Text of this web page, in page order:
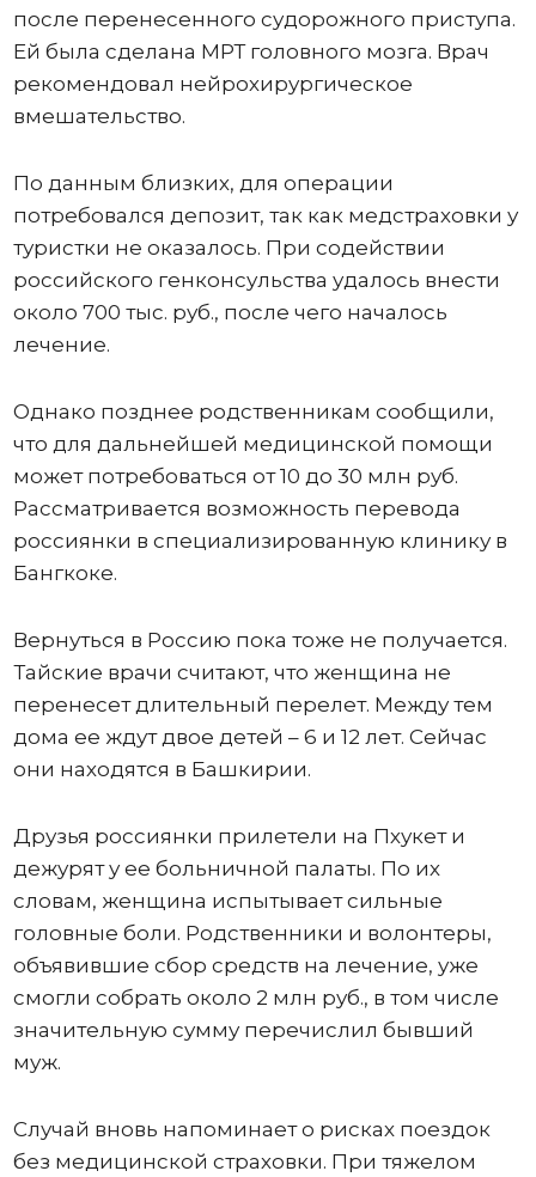
после перенесенного судорожного приступа.
Ей была сделана МРТ головного мозга. Врач
рекомендовал нейрохирургическое
вмешательство.
По данным близких, для операции
потребовался депозит, так как медстраховки у
туристки не оказалось. При содействии
российского генконсульства удалось внести
около 700 тыс. руб., после чего началось
лечение.
Однако позднее родственникам сообщили,
что для дальнейшей медицинской помощи
может потребоваться от 10 до 30 млн руб.
Рассматривается возможность перевода
россиянки в специализированную клинику в
Бангкоке.
Вернуться в Россию пока тоже не получается.
Тайские врачи считают, что женщина не
перенесет длительный перелет. Между тем
дома ее ждут двое детей – 6 и 12 лет. Сейчас
они находятся в Башкирии.
Друзья россиянки прилетели на Пхукет и
дежурят у ее больничной палаты. По их
словам, женщина испытывает сильные
головные боли. Родственники и волонтеры,
объявившие сбор средств на лечение, уже
смогли собрать около 2 млн руб., в том числе
значительную сумму перечислил бывший
муж.
Случай вновь напоминает о рисках поездок
без медицинской страховки. При тяжелом